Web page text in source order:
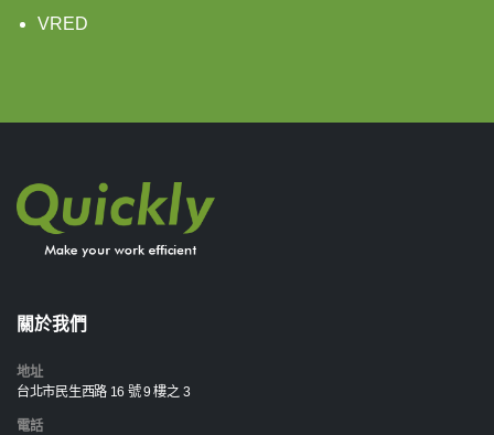
VRED
關於我們
地址
台北市民生西路 16 號 9 樓之 3
電話